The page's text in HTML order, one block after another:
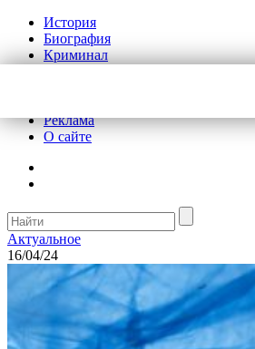
История
Биография
Криминал
Реклама
О сайте
Актуальное
16/04/24